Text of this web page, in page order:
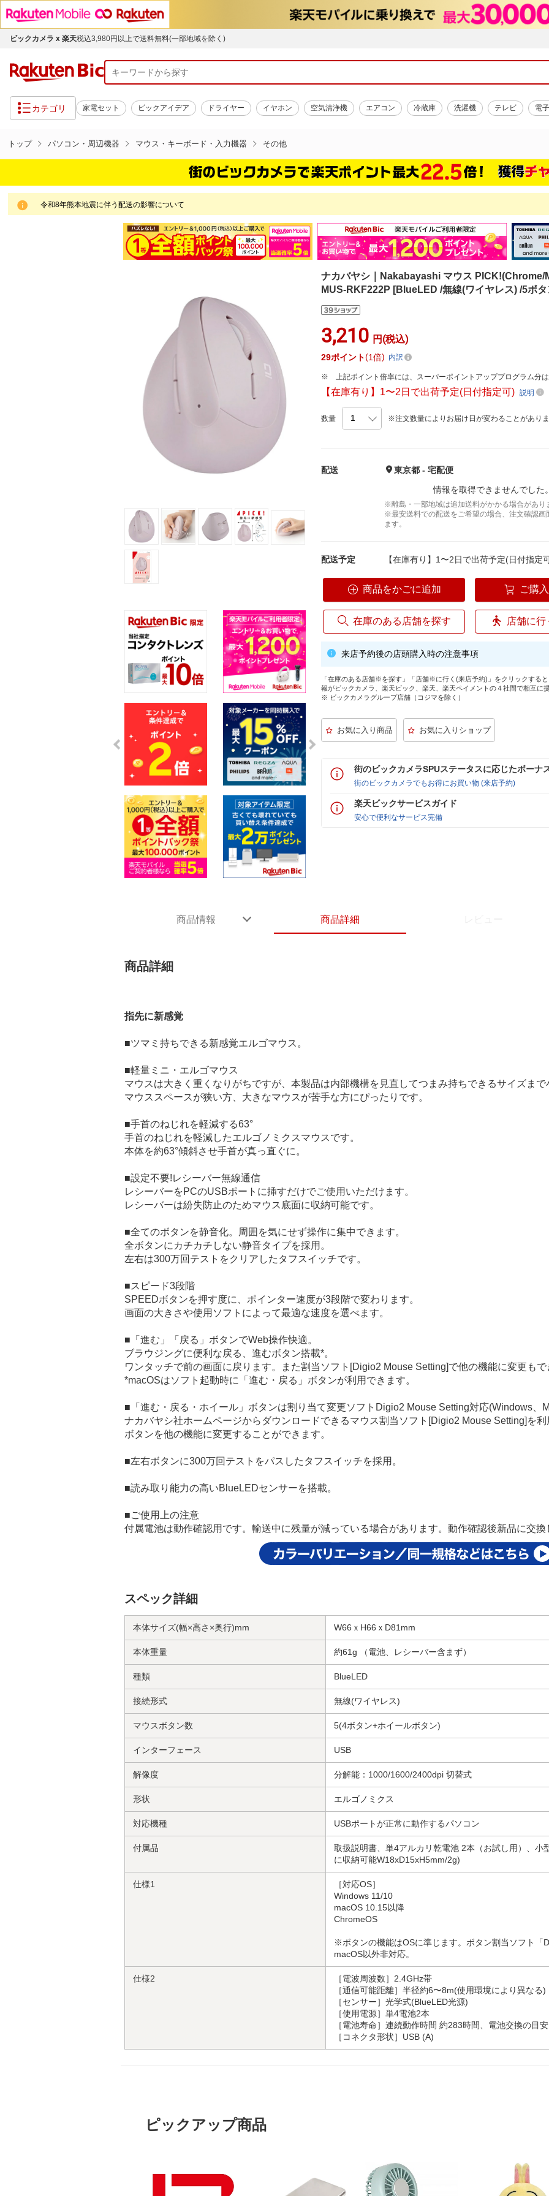
ビックカメラ x 楽天税込3,980円以上で送料無料(一部地域を除く)
カテゴリ 家電セット ビックアイデア ドライヤー イヤホン 空気清浄機 エアコン 冷蔵庫 洗濯機 テレビ 電
トップ パソコン・周辺機器 マウス・キーボード・入力機器 その他
令和8年熊本地震に伴う配送の影響について
ナカバヤシ｜Nakabayashi マウス PICK!(Chrome/
MUS-RKF222P [BlueLED /無線(ワイヤレス) /5ボ
3,210 円(税込)
29ポイント 1倍 内訳
上記ポイント倍率には、スーパーポイントアッププログラム分は
【在庫有り】1〜2日で出荷予定(日付指定可)説明
数量 ※注文数量によりお届け日が変わることがありま
配送
東京都 - 宅配便
情報を取得できませんでした
※離島・一部地域は追加送料がかかる場合があり
※最安送料での配送をご希望の場合、注文確認画
ます。
配送予定 【在庫有り】1〜2日で出荷予定(日付指定
商品をかごに追加 ご購
在庫のある店舗を探す 店舗に行
来店予約後の店頭購入時の注意事項
「在庫のある店舗※を探す」「店舗※に行く(来店予約)」をクリックする
報がビックカメラ、楽天ビック、楽天、楽天ペイメントの４社間で相互に
※ ビックカメラグループ店舗（コジマを除く）
街のビックカメラSPUステータスに応じたボーナ
街のビックカメラでもお得にお買い物 (来店予約)
楽天ビックサービスガイド
安心で便利なサービス完備
商品情報 商品詳細
商品詳細
指先に新感覚
■ツマミ持ちできる新感覚エルゴマウス。
■軽量ミニ・エルゴマウス
マウスは大きく重くなりがちですが、本製品は内部機構を見直してつまみ持ちできるサイズまで
マウススペースが狭い方、大きなマウスが苦手な方にぴったりです。
■手首のねじれを軽減する63°
手首のねじれを軽減したエルゴノミクスマウスです。
本体を約63°傾斜させ手首が真っ直ぐに。
■設定不要!レシーバー無線通信
レシーバーをPCのUSBポートに挿すだけでご使用いただけます。
レシーバーは紛失防止のためマウス底面に収納可能です。
■全てのボタンを静音化。周囲を気にせず操作に集中できます。
全ボタンにカチカチしない静音タイプを採用。
左右は300万回テストをクリアしたタフスイッチです。
■スピード3段階
SPEEDボタンを押す度に、ポインター速度が3段階で変わります。
画面の大きさや使用ソフトによって最適な速度を選べます。
■「進む」「戻る」ボタンでWeb操作快適。
ブラウジングに便利な戻る、進むボタン搭載*。
ワンタッチで前の画面に戻ります。また割当ソフト[Digio2 Mouse Setting]で他の機能に変更もで
*macOSはソフト起動時に「進む・戻る」ボタンが利用できます。
■「進む・戻る・ホイール」ボタンは割り当て変更ソフトDigio2 Mouse Setting対応(Windows、
ナカバヤシ社ホームページからダウンロードできるマウス割当ソフト[Digio2 Mouse Setting]を
ボタンを他の機能に変更することができます。
■左右ボタンに300万回テストをパスしたタフスイッチを採用。
■読み取り能力の高いBlueLEDセンサーを搭載。
■ご使用上の注意
付属電池は動作確認用です。輸送中に残量が減っている場合があります。動作確認後新品に交換
スペック詳細
本体サイズ(幅×高さ×奥行)mm W66ｘH66ｘD81mm
本体重量 約61g （電池、レシーバー含まず）
種類 BlueLED
接続形式 無線(ワイヤレス)
マウスボタン数 5(4ボタン+ホイールボタン)
インターフェース USB
解像度 分解能：1000/1600/2400dpi 切替式
形状 エルゴノミクス
対応機種 USBポートが正常に動作するパソコン
付属品
取扱説明書、単4アルカリ乾電池 2本（お試し用）、小
に収納可能W18xD15xH5mm/2g)
仕様1
［対応OS］
Windows 11/10
macOS 10.15以降
ChromeOS
※ボタンの機能はOSに準じます。ボタン割当ソフト「
macOS以外非対応。
仕様2
［電波周波数］2.4GHz帯
［通信可能距離］半径約6〜8m(使用環境により異なる)
［センサー］光学式(BlueLED光源)
［使用電源］単4電池2本
［電池寿命］連続動作時間 約283時間、電池交換の目
［コネクタ形状］USB (A)
ピックアップ商品